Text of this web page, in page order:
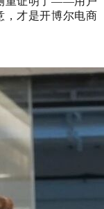
，才是开博尔电商